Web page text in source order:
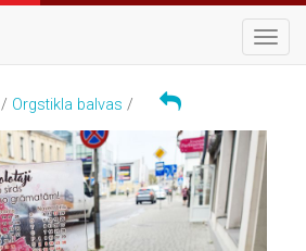
/ Orgstikla balvas /